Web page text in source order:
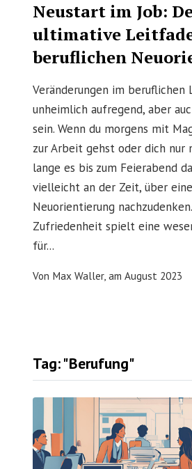
Neustart im Job:
ultimative
beruflichen
Veränderungen im beruflichen
unheimlich aufregend, aber
sein. Wenn du morgens mit
zur Arbeit gehst oder dich nur
lange es bis zum Feierabend
vielleicht an der Zeit, über
Neuorientierung
Zufriedenheit spielt eine
für...
Von Max Waller, amAugust 2023
Tag: "Berufung"